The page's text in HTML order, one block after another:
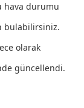
hava durumu
bulabilirsiniz.
olarak
güncellendi.